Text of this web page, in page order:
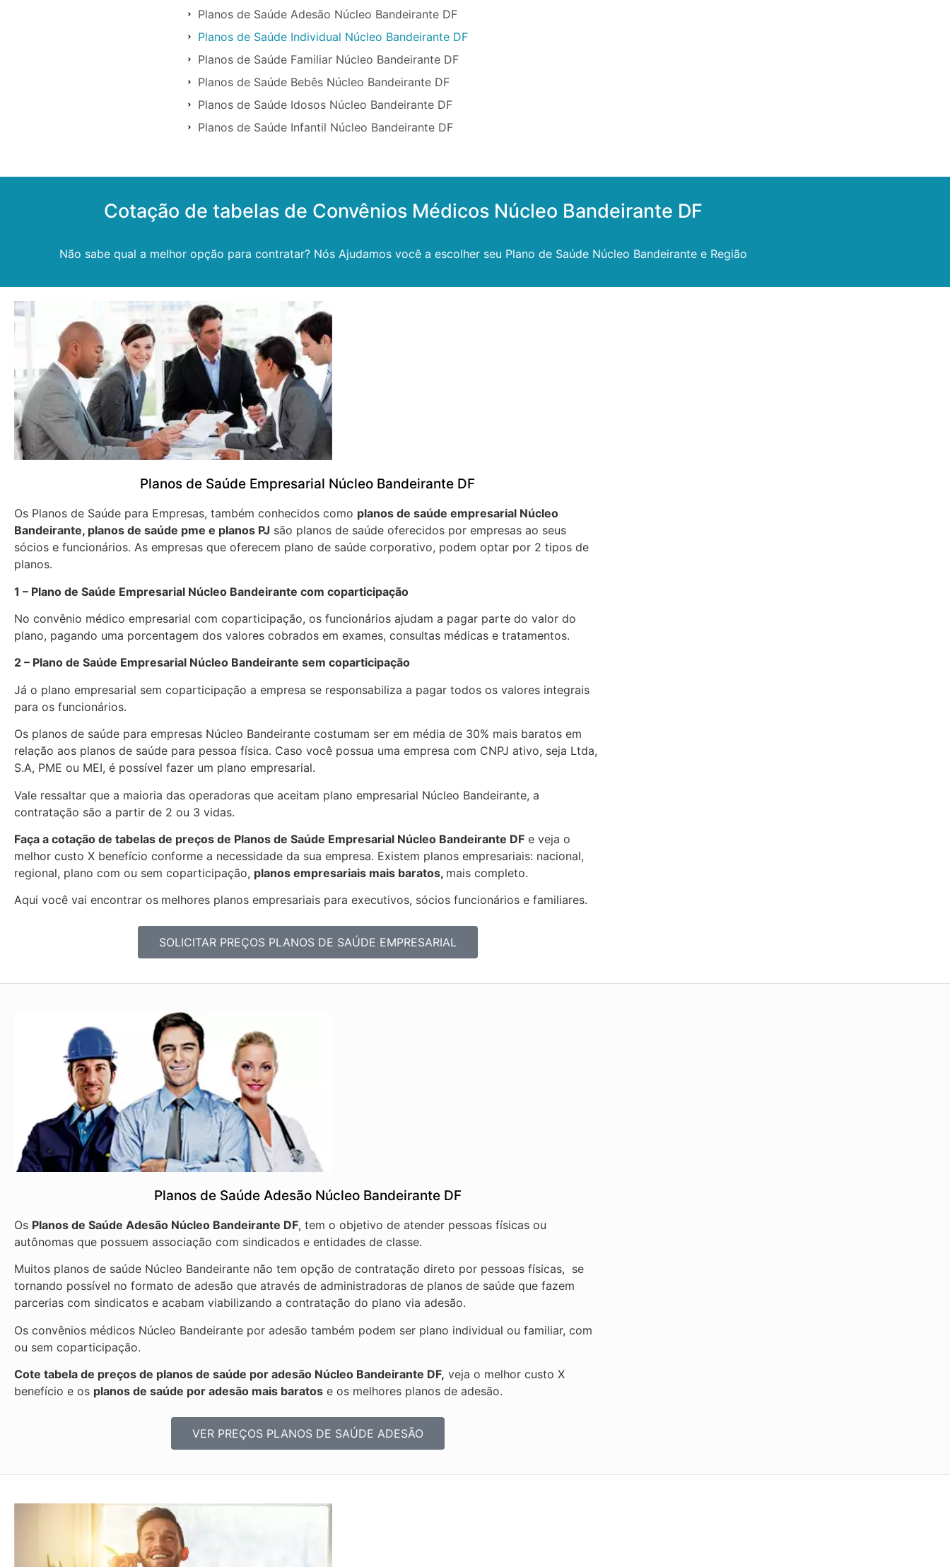
Planos de Saúde Adesão Núcleo Bandeirante DF
Planos de Saúde Individual Núcleo Bandeirante DF
Planos de Saúde Familiar Núcleo Bandeirante DF
Planos de Saúde Bebês Núcleo Bandeirante DF
Planos de Saúde Idosos Núcleo Bandeirante DF
Planos de Saúde Infantil Núcleo Bandeirante DF
Cotação de tabelas de Convênios Médicos Núcleo Bandeirante DF
Não sabe qual a melhor opção para contratar? Nós Ajudamos você a escolher seu Plano de Saúde Núcleo Bandeirante e Região
Planos de Saúde Empresarial Núcleo Bandeirante DF
Os Planos de Saúde para Empresas, também conhecidos como planos de saúde empresarial Núcleo
Bandeirante, planos de saúde pme e planos PJ são planos de saúde oferecidos por empresas ao seus
sócios e funcionários. As empresas que oferecem plano de saúde corporativo, podem optar por 2 tipos de
planos.
1 – Plano de Saúde Empresarial Núcleo Bandeirante com coparticipação
No convênio médico empresarial com coparticipação, os funcionários ajudam a pagar parte do valor do
plano, pagando uma porcentagem dos valores cobrados em exames, consultas médicas e tratamentos.
2 – Plano de Saúde Empresarial Núcleo Bandeirante sem coparticipação
Já o plano empresarial sem coparticipação a empresa se responsabiliza a pagar todos os valores integrais
para os funcionários.
Os planos de saúde para empresas Núcleo Bandeirante costumam ser em média de 30% mais baratos em
relação aos planos de saúde para pessoa física. Caso você possua uma empresa com CNPJ ativo, seja Ltda,
S.A, PME ou MEI, é possível fazer um plano empresarial.
Vale ressaltar que a maioria das operadoras que aceitam plano empresarial Núcleo Bandeirante, a
contratação são a partir de 2 ou 3 vidas.
Faça a cotação de tabelas de preços de Planos de Saúde Empresarial Núcleo Bandeirante DF e veja o
melhor custo X benefício conforme a necessidade da sua empresa. Existem planos empresariais: nacional,
regional, plano com ou sem coparticipação, planos empresariais mais baratos, mais completo.
Aqui você vai encontrar os melhores planos empresariais para executivos, sócios funcionários e familiares.
SOLICITAR PREÇOS PLANOS DE SAÚDE EMPRESARIAL
Planos de Saúde Adesão Núcleo Bandeirante DF
Os Planos de Saúde Adesão Núcleo Bandeirante DF, tem o objetivo de atender pessoas físicas ou
autônomas que possuem associação com sindicados e entidades de classe.
Muitos planos de saúde Núcleo Bandeirante não tem opção de contratação direto por pessoas físicas, se
tornando possível no formato de adesão que através de administradoras de planos de saúde que fazem
parcerias com sindicatos e acabam viabilizando a contratação do plano via adesão.
Os convênios médicos Núcleo Bandeirante por adesão também podem ser plano individual ou familiar, com
ou sem coparticipação.
Cote tabela de preços de planos de saúde por adesão Núcleo Bandeirante DF, veja o melhor custo X
benefício e os planos de saúde por adesão mais baratos e os melhores planos de adesão.
VER PREÇOS PLANOS DE SAÚDE ADESÃO